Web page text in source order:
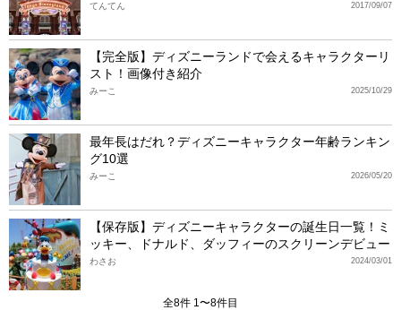
2017/09/07
てんてん
【完全版】ディズニーランドで会えるキャラクターリ
スト！画像付き紹介
2025/10/29
みーこ
最年長はだれ？ディズニーキャラクター年齢ランキン
グ10選
2026/05/20
みーこ
【保存版】ディズニーキャラクターの誕生日一覧！ミ
ッキー、ドナルド、ダッフィーのスクリーンデビュー
2024/03/01
わさお
全8件 1〜8件目